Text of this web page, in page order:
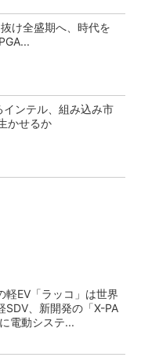
け全盛期へ、時代を
ンテル、組み込み市
かせるか
軽EV「ラッコ」は世界
SDV、新開発の「X-PA
電動システ...